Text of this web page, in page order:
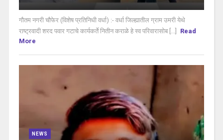
गौतम नगरी चौफेर (विशेष प्रतिनिधी वर्धा) :- वर्धा जिल्ह्यातील ग्राम उमरी येथे
राष्ट्रवादी शरद पवार गटाचे कार्यकर्ते नितीन कराळे हे स्व परिवारासोब [...]
Read
More
NEWS